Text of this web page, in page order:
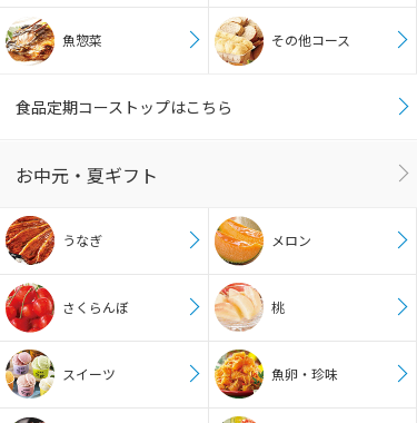
魚惣菜 その他コース
食品定期コーストップはこちら
お中元・夏ギフト
うなぎ メロン
さくらんぼ 桃
スイーツ 魚卵・珍味